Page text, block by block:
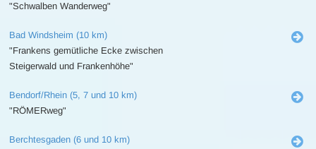
"Schwalben Wanderweg"
Bad Windsheim (10 km)
"Frankens gemütliche Ecke zwischen
Steigerwald und Frankenhöhe"
Bendorf/Rhein (5, 7 und 10 km)
"RÖMERweg"
Berchtesgaden (6 und 10 km)